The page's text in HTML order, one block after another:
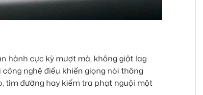
hành cực kỳ mượt mà, không giật lag
nghệ điều khiển giọng nói thông
tìm đường hay kiểm tra phạt nguội một